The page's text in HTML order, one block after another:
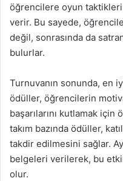
öğrencilere oyun
verir. Bu sayede,
değil, sonrasında da
bulurlar.
Turnuvanın sonunda, en
ödüller, öğrencilerin
başarılarını kutlamak
takım bazında ödüller,
takdir edilmesini sağlar.
belgeleri verilerek, bu
olur.